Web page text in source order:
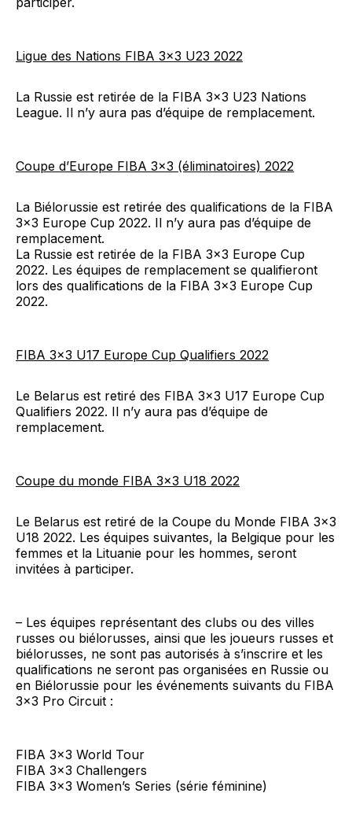
Ligue des Nations FIBA 3×3 U23 2022
La Russie est retirée de la FIBA 3×3 U23 Nations
League. Il n’y aura pas d’équipe de remplacement.
Coupe d’Europe FIBA 3×3 (éliminatoires) 2022
La Biélorussie est retirée des qualifications de la FIBA
3×3 Europe Cup 2022. Il n’y aura pas d’équipe de
remplacement.
La Russie est retirée de la FIBA 3×3 Europe Cup
2022. Les équipes de remplacement se qualifieront
lors des qualifications de la FIBA 3×3 Europe Cup
2022.
FIBA 3×3 U17 Europe Cup Qualifiers 2022
Le Belarus est retiré des FIBA 3×3 U17 Europe Cup
Qualifiers 2022. Il n’y aura pas d’équipe de
remplacement.
Coupe du monde FIBA 3×3 U18 2022
Le Belarus est retiré de la Coupe du Monde FIBA 3×3
U18 2022. Les équipes suivantes, la Belgique pour les
femmes et la Lituanie pour les hommes, seront
invitées à participer.
– Les équipes représentant des clubs ou des villes
russes ou biélorusses, ainsi que les joueurs russes et
biélorusses, ne sont pas autorisés à s’inscrire et les
qualifications ne seront pas organisées en Russie ou
en Biélorussie pour les événements suivants du FIBA
3×3 Pro Circuit :
FIBA 3×3 World Tour
FIBA 3×3 Challengers
FIBA 3×3 Women’s Series (série féminine)